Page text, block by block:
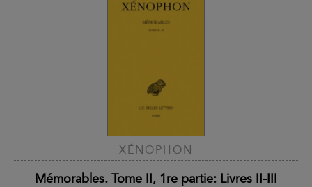
XÉNOPHON
Mémorables. Tome II, 1re partie: Livres II-III